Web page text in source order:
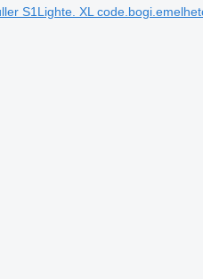
S1Lighte. XL